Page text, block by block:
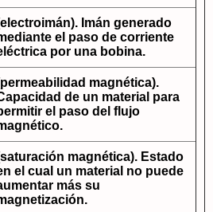
Imán generado
el paso de corriente
por una bobina.
magnética).
de un material para
el paso del flujo
magnética). Estado
el cual un material no puede
más su